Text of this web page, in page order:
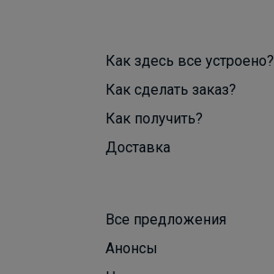
Как здесь все устроено?
Как сделать заказ?
Как получить?
Доставка
Все предложения
Анонсы